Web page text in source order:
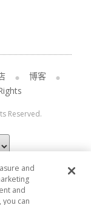
博客
Reserved.
and
and
can